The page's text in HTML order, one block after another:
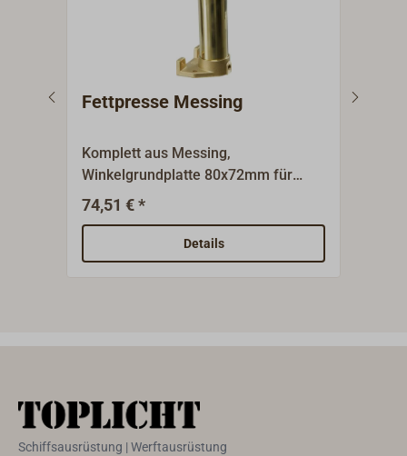
Fettpresse Messing
Komplett aus Messing,
Winkelgrundplatte 80x72mm für
wahlweise Seiten- oder
Bodenbefestigung, Presskolben mit
O-Ring-Abdichtung.Anschluss:
Rohrgewinde 1/8" BSP,
74,51 € *
Details
Schiffsausrüstung | Werftausrüstung